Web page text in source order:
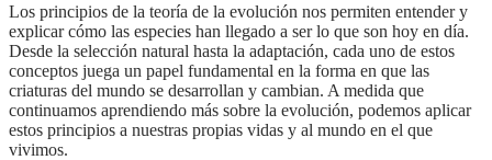
los principios de la teoría de la evolución nos permiten entender y
explicar cómo las especies han llegado a ser lo que son hoy en día.
Desde la selección natural hasta la adaptación, cada uno de estos
conceptos juega un papel fundamental en la forma en que las
criaturas del mundo se desarrollan y cambian. A medida que
continuamos aprendiendo más sobre la evolución, podemos aplicar
estos principios a nuestras propias vidas y al mundo en el que
vivimos.